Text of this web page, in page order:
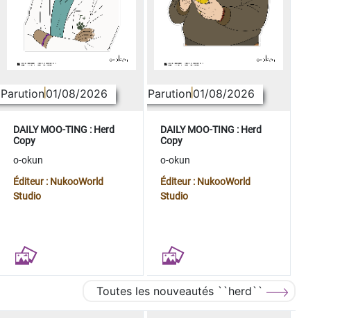
Parution01/08/2026
DAILY MOO-TING : Herd
Copy
o-okun
Éditeur : NukooWorld
Studio
Parution01/08/2026
DAILY MOO-TING : Herd
Copy
o-okun
Éditeur : NukooWorld
Studio
Toutes les nouveautés ``herd``